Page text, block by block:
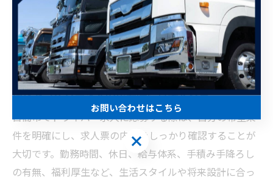
未経験から始めて「自分でもできる！」という達成感を
味わえる点や、資格取得支援によって将来的に大型ドラ
イバーや管理職への道も開ける点が、未経験歓迎求人の
大きな魅力です。
運送ドライバー求人の応募時に意識する点
日高市でドライバー求人に応募する際は、自分の希望条
件を明確にし、求人票の内容をしっかり確認することが
大切です。勤務時間、休日、給与体系、手積み手降ろし
の有無、福利厚生など、生活スタイルや将来設計に合っ
お問い合わせはこちら
お問い合わせはこちら